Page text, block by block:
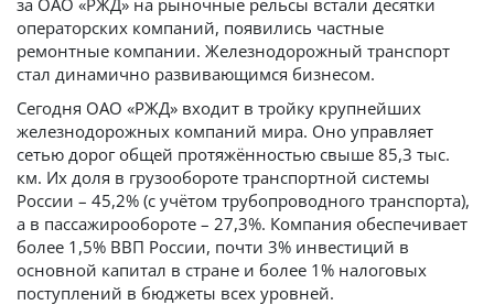
за ОАО «РЖД» на рыночные рельсы встали десятки
операторских компаний, появились частные
ремонтные компании. Железнодорожный транспорт
стал динамично развивающимся бизнесом.
Сегодня ОАО «РЖД» входит в тройку крупнейших
железнодорожных компаний мира. Оно управляет
сетью дорог общей протяжённостью свыше 85,3 тыс.
км. Их доля в грузообороте транспортной системы
России – 45,2% (с учётом трубопроводного транспорта),
а в пассажирообороте – 27,3%. Компания обеспечивает
более 1,5% ВВП России, почти 3% инвестиций в
основной капитал в стране и более 1% налоговых
поступлений в бюджеты всех уровней.